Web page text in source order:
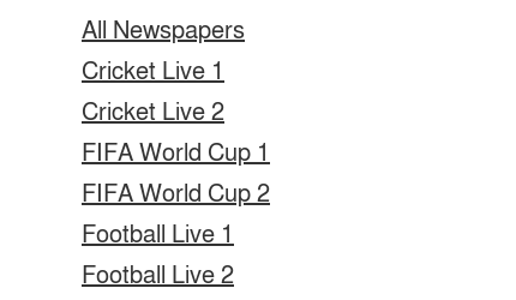
All Newspapers
Cricket Live 1
Cricket Live 2
FIFA World Cup 1
FIFA World Cup 2
Football Live 1
Football Live 2